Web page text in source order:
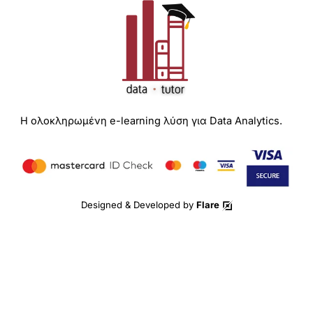
Η ολοκληρωμένη e-learning λύση για Data Analytics.
Designed & Developed by Flare